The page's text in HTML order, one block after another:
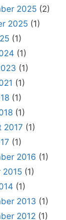
2025 (2)
2025 (1)
(1)
(1)
(1)
(1)
(1)
(1)
2017 (1)
(1)
2016 (1)
2015 (1)
(1)
2013 (1)
2012 (1)